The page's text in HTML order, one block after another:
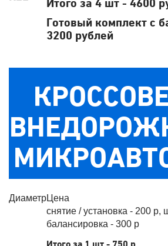
Итого за 4 шт - 4600
Готовый комплект с
3200 рублей
ДиаметрЦена
снятие / установка - 200
балансировка - 300 р
Итого за 1 шт - 750 р